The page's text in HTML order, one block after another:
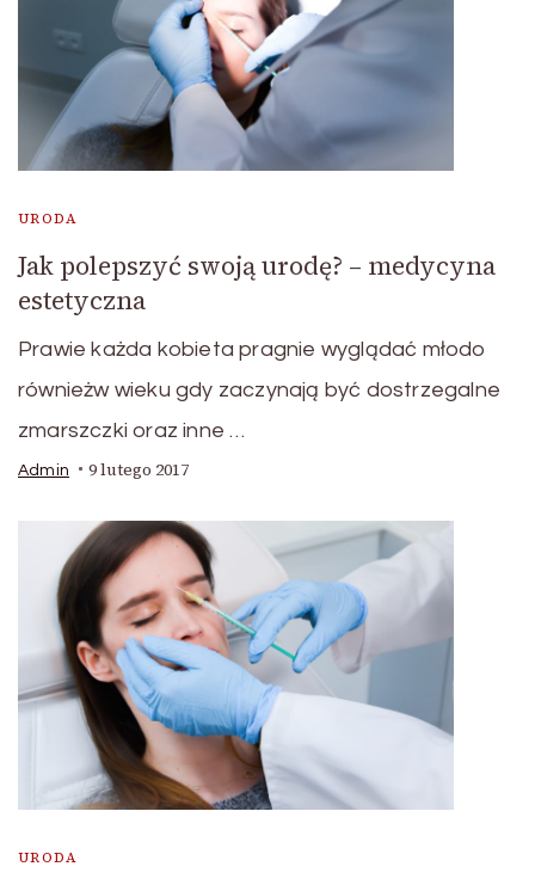
URODA
Jak polepszyć swoją urodę? – medycyna
estetyczna
Prawie każda kobieta pragnie wyglądać młodo
równieżw wieku gdy zaczynają być dostrzegalne
zmarszczki oraz inne …
Admin 9 lutego 2017
URODA